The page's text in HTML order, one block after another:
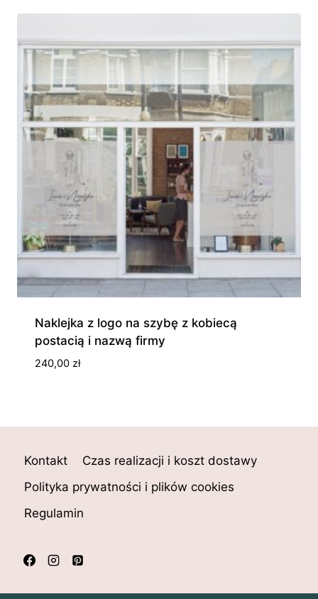
Naklejka z logo na szybę z kobiecą
postacią i nazwą firmy
240,00 zł
Kontakt
Czas realizacji i koszt dostawy
Polityka prywatności i plików cookies
Regulamin